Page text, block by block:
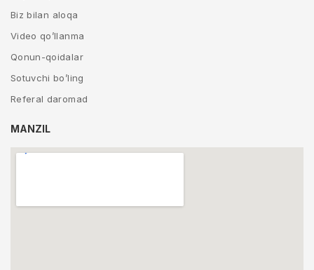
Biz bilan aloqa
Video qo’llanma
Qonun-qoidalar
Sotuvchi bo’ling
Referal daromad
MANZIL